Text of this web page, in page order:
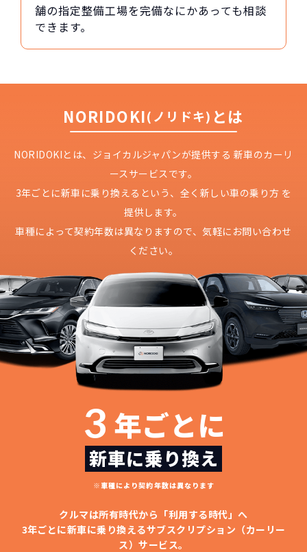
舗の指定整備工場を完備なにかあっても相談
できます。
NORIDOKI(ノリドキ) とは
NORIDOKIとは、ジョイカルジャパンが提供する 新車のカーリ
ースサービスです。
3年ごとに新車に乗り換えるという、 全く新しい車の乗り方 を
提供します。
車種によって契約年数は異なりますので、気軽にお問い合わせ
ください。
3 年ごとに
新車に乗り換え
※車種により契約年数は異なります
クルマは所有時代から「利用する時代」へ
3年ごとに新車に乗り換えるサブスクリプション（カーリー
ス）サービス。